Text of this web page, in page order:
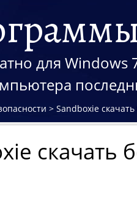
для Windows
> Sandboxie
скачать